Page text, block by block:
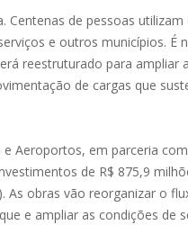
de pessoas utilizam
e outros municípios. É
reestruturado para ampliar
de cargas que
Aeroportos, em parceria
de R$ 875,9
As obras vão reorganizar o
e ampliar as condições de